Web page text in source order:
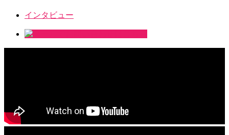
インタビュー